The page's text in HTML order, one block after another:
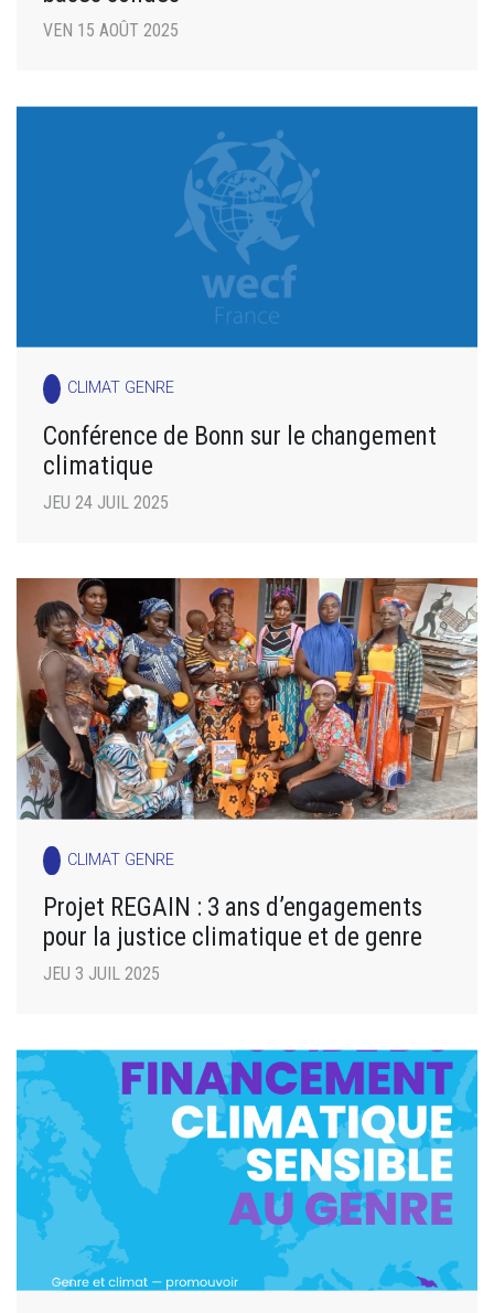
VEN 15 AOÛT 2025
CLIMAT GENRE
Conférence de Bonn sur le changement
climatique
JEU 24 JUIL 2025
CLIMAT GENRE
Projet REGAIN : 3 ans d’engagements
pour la justice climatique et de genre
JEU 3 JUIL 2025